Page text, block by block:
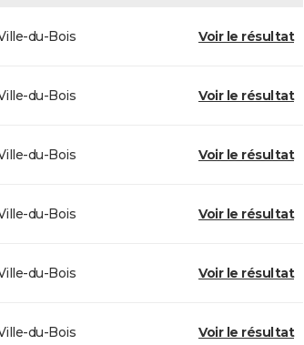
du-Bois Voir le résultat
du-Bois Voir le résultat
du-Bois Voir le résultat
du-Bois Voir le résultat
du-Bois Voir le résultat
du-Bois Voir le résultat